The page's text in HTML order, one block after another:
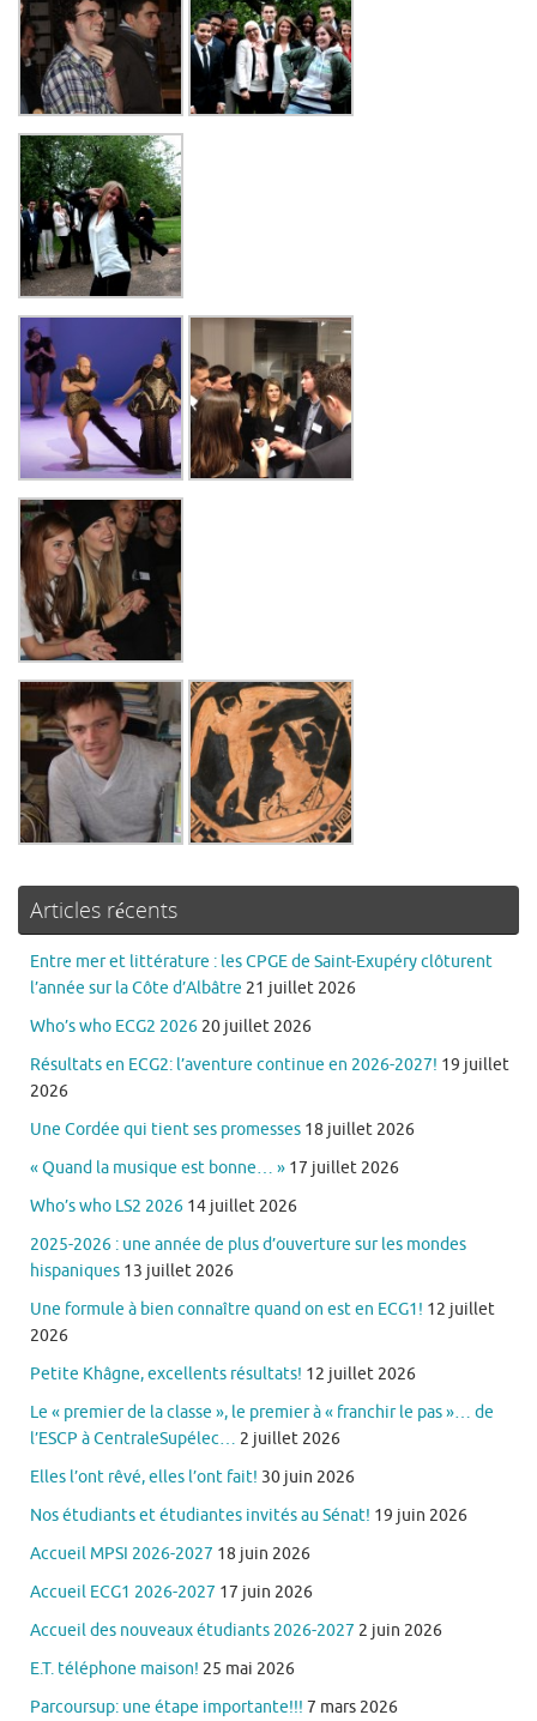
Articles récents
Entre mer et littérature : les CPGE de Saint-Exupéry clôturent
l’année sur la Côte d’Albâtre 21 juillet 2026
Who’s who ECG2 2026 20 juillet 2026
Résultats en ECG2: l’aventure continue en 2026-2027! 19 juillet
2026
Une Cordée qui tient ses promesses 18 juillet 2026
« Quand la musique est bonne… » 17 juillet 2026
Who’s who LS2 2026 14 juillet 2026
2025-2026 : une année de plus d’ouverture sur les mondes
hispaniques 13 juillet 2026
Une formule à bien connaître quand on est en ECG1! 12 juillet
2026
Petite Khâgne, excellents résultats! 12 juillet 2026
Le « premier de la classe », le premier à « franchir le pas »… de
l’ESCP à CentraleSupélec… 2 juillet 2026
Elles l’ont rêvé, elles l’ont fait! 30 juin 2026
Nos étudiants et étudiantes invités au Sénat! 19 juin 2026
Accueil MPSI 2026-2027 18 juin 2026
Accueil ECG1 2026-2027 17 juin 2026
Accueil des nouveaux étudiants 2026-2027 2 juin 2026
E.T. téléphone maison! 25 mai 2026
Parcoursup: une étape importante!!! 7 mars 2026